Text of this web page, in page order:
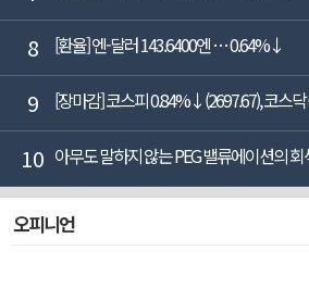
8 [환율] 엔-달러 143.6400엔 … 0.64%↓
9 [장마감] 코스피 0.84%↓(2697.67), 코스
10 아무도 말하지 않는 PEG 밸류에이션의
오피니언